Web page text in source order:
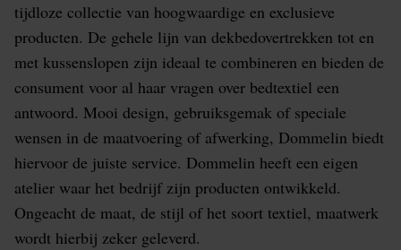
tijdloze collectie van hoogwaardige en exclusieve
producten. De gehele lijn van dekbedovertrekken tot en
met kussenslopen zijn ideaal te combineren en bieden de
consument voor al haar vragen over bedtextiel een
antwoord. Mooi design, gebruiksgemak of speciale
wensen in de maatvoering of afwerking, Dommelin biedt
hiervoor de juiste service. Dommelin heeft een eigen
atelier waar het bedrijf zijn producten ontwikkeld.
Ongeacht de maat, de stijl of het soort textiel, maatwerk
wordt hierbij zeker geleverd.